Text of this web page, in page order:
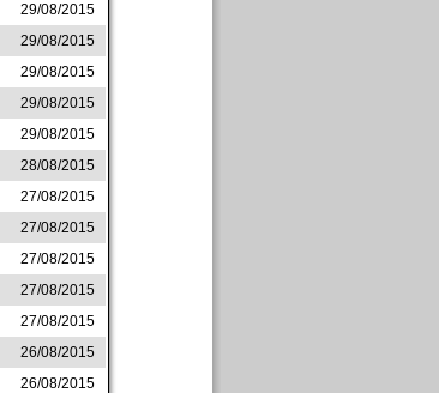
29/08/2015
29/08/2015
29/08/2015
29/08/2015
29/08/2015
28/08/2015
27/08/2015
27/08/2015
27/08/2015
27/08/2015
27/08/2015
26/08/2015
26/08/2015